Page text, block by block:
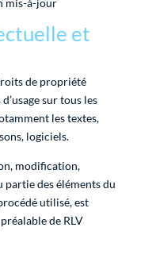
et
de propriété
sur tous les
les textes,
logiciels.
modification,
des éléments du
utilisé, est
de RLV